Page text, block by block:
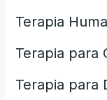
Terapia
Terapia para
Terapia para